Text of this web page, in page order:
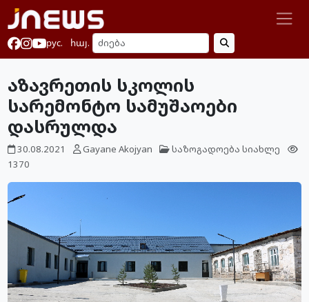
рус. հայ.
აზავრეთის სკოლის
სარემონტო სამუშაოები
დასრულდა
30.08.2021 Gayane Akojyan საზოგადოება სიახლე
1370